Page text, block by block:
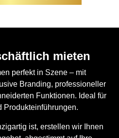
mieten
perfekt in Szene – mit
Branding, professioneller
Funktionen. Ideal für
Produkteinführungen.
ist, erstellen wir Ihnen